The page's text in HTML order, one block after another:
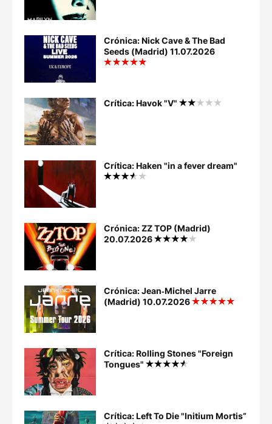
Crónica: Nick Cave & The Bad
Seeds (Madrid) 11.07.2026
Crítica: Havok "V"
Crítica: Haken "in a fever dream"
Crónica: ZZ TOP (Madrid)
20.07.2026
Crónica: Jean‐Michel Jarre
(Madrid) 10.07.2026
Crítica: Rolling Stones "Foreign
Tongues"
Crítica: Left To Die "Initium Mortis”